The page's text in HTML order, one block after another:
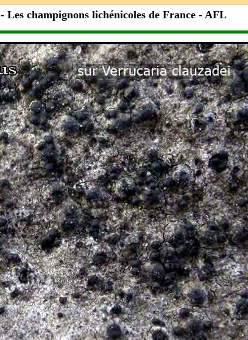
- Les champignons lichénicoles de France - AFL